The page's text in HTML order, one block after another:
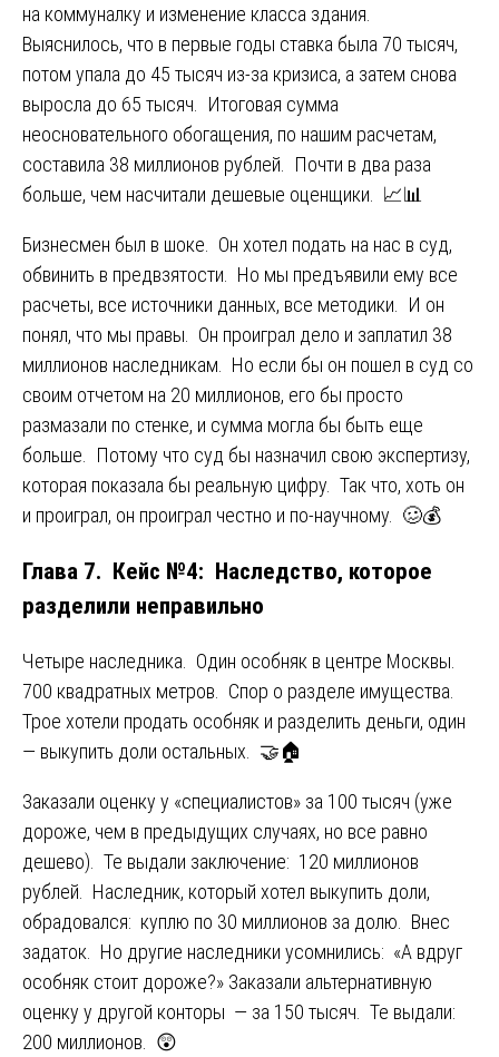
на коммуналку и изменение класса здания.
Выяснилось, что в первые годы ставка была 70 тысяч,
потом упала до 45 тысяч из-за кризиса, а затем снова
выросла до 65 тысяч. Итоговая сумма
неосновательного обогащения, по нашим расчетам,
составила 38 миллионов рублей. Почти в два раза
больше, чем насчитали дешевые оценщики. 📈📊
Бизнесмен был в шоке. Он хотел подать на нас в суд,
обвинить в предвзятости. Но мы предъявили ему все
расчеты, все источники данных, все методики. И он
понял, что мы правы. Он проиграл дело и заплатил 38
миллионов наследникам. Но если бы он пошел в суд со
своим отчетом на 20 миллионов, его бы просто
размазали по стенке, и сумма могла бы быть еще
больше. Потому что суд бы назначил свою экспертизу,
которая показала бы реальную цифру. Так что, хоть он
и проиграл, он проиграл честно и по-научному. 🥴💰
Глава 7. Кейс №4: Наследство, которое
разделили неправильно
Четыре наследника. Один особняк в центре Москвы.
700 квадратных метров. Спор о разделе имущества.
Трое хотели продать особняк и разделить деньги, один
— выкупить доли остальных. 🤝🏠
Заказали оценку у «специалистов» за 100 тысяч (уже
дороже, чем в предыдущих случаях, но все равно
дешево). Те выдали заключение: 120 миллионов
рублей. Наследник, который хотел выкупить доли,
обрадовался: куплю по 30 миллионов за долю. Внес
задаток. Но другие наследники усомнились: «А вдруг
особняк стоит дороже?» Заказали альтернативную
оценку у другой конторы — за 150 тысяч. Те выдали:
200 миллионов. 😲